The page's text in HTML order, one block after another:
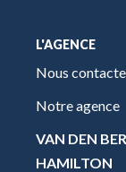
L'AGENCE
Nous
Notre agence
VAN DEN
HAMILTON